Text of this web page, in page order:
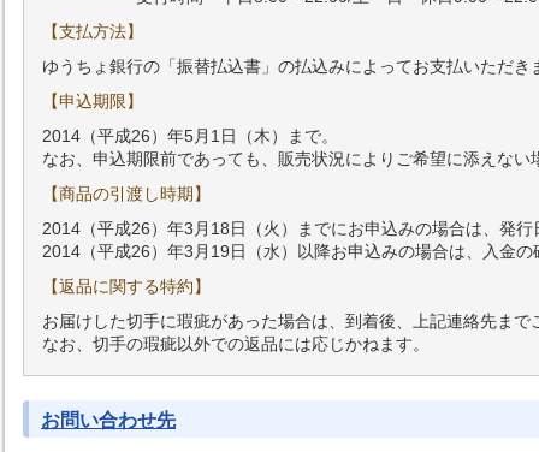
【支払方法】
ゆうちょ銀行の「振替払込書」の払込みによってお支払いただき
【申込期限】
2014（平成26）年5月1日（木）まで。
なお、申込期限前であっても、販売状況によりご希望に添えない
【商品の引渡し時期】
2014（平成26）年3月18日（火）までにお申込みの場合は、発
2014（平成26）年3月19日（水）以降お申込みの場合は、入金
【返品に関する特約】
お届けした切手に瑕疵があった場合は、到着後、上記連絡先まで
なお、切手の瑕疵以外での返品には応じかねます。
お問い合わせ先